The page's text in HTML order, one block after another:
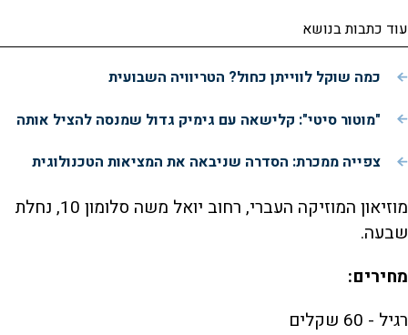
עוד כתבות בנושא
כמה שוקל לווייתן כחול? הטריוויה השבועית
"מוטור סיטי": קלישאה עם גימיק גדול שמנסה להציל אותה
צפייה ממכרת: הסדרה שניבאה את המציאות הטכנולוגית
מוזיאון המוזיקה העברי, רחוב יואל משה סלומון 10, נחלת
שבעה.
מחירים:
רגיל - 60 שקלים